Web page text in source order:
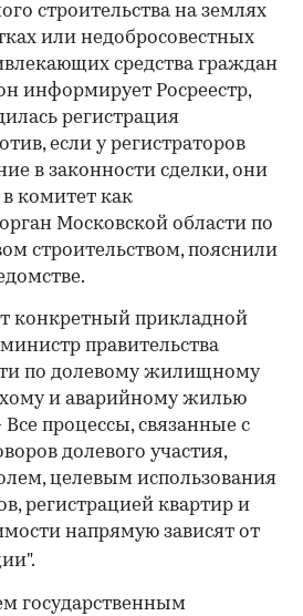
строительства на землях
или недобросовестных
средства граждан
информирует Росреестр,
регистрация
если у регистраторов
в законности сделки, они
комитет как
Московской области по
строительством, пояснили
конкретный прикладной
правительства
по долевому жилищному
и аварийному жилью
процессы, связанные с
долевого участия,
целевым использования
регистрацией квартир и
напрямую зависят от
государственным